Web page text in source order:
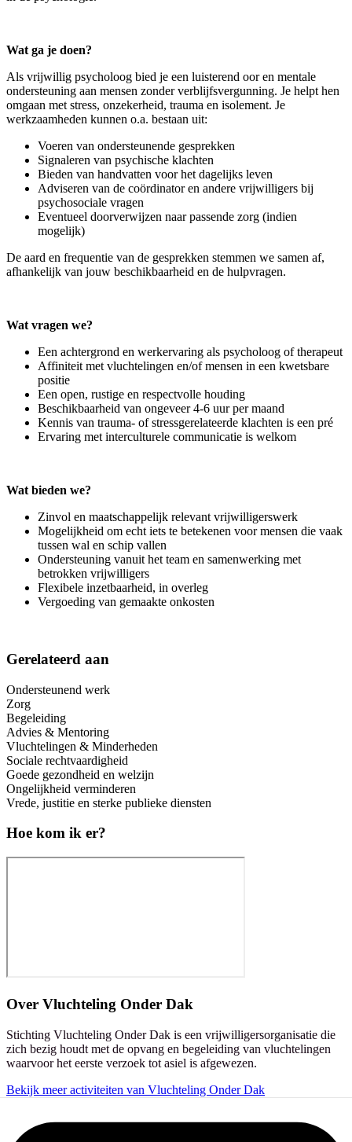
Wat ga je doen?
Als vrijwillig psycholoog bied je een luisterend oor en mentale
ondersteuning aan mensen zonder verblijfsvergunning. Je helpt hen
omgaan met stress, onzekerheid, trauma en isolement. Je
werkzaamheden kunnen o.a. bestaan uit:
Voeren van ondersteunende gesprekken
Signaleren van psychische klachten
Bieden van handvatten voor het dagelijks leven
Adviseren van de coördinator en andere vrijwilligers bij
psychosociale vragen
Eventueel doorverwijzen naar passende zorg (indien
mogelijk)
De aard en frequentie van de gesprekken stemmen we samen af,
afhankelijk van jouw beschikbaarheid en de hulpvragen.
Wat vragen we?
Een achtergrond en werkervaring als psycholoog of therapeut
Affiniteit met vluchtelingen en/of mensen in een kwetsbare
positie
Een open, rustige en respectvolle houding
Beschikbaarheid van ongeveer 4-6 uur per maand
Kennis van trauma- of stressgerelateerde klachten is een pré
Ervaring met interculturele communicatie is welkom
Wat bieden we?
Zinvol en maatschappelijk relevant vrijwilligerswerk
Mogelijkheid om echt iets te betekenen voor mensen die vaak
tussen wal en schip vallen
Ondersteuning vanuit het team en samenwerking met
betrokken vrijwilligers
Flexibele inzetbaarheid, in overleg
Vergoeding van gemaakte onkosten
Gerelateerd aan
Ondersteunend werk
Zorg
Begeleiding
Advies & Mentoring
Vluchtelingen & Minderheden
Sociale rechtvaardigheid
Goede gezondheid en welzijn
Ongelijkheid verminderen
Vrede, justitie en sterke publieke diensten
Hoe kom ik er?
Over Vluchteling Onder Dak
Stichting Vluchteling Onder Dak is een vrijwilligersorganisatie die
zich bezig houdt met de opvang en begeleiding van vluchtelingen
waarvoor het eerste verzoek tot asiel is afgewezen.
Bekijk meer activiteiten van Vluchteling Onder Dak